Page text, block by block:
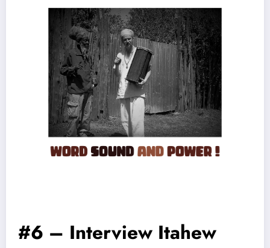
#6 – Interview Itahew